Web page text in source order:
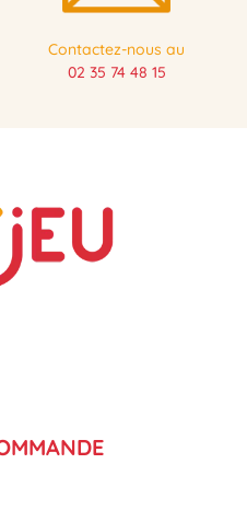
Contactez-nous au
02 35 74 48 15